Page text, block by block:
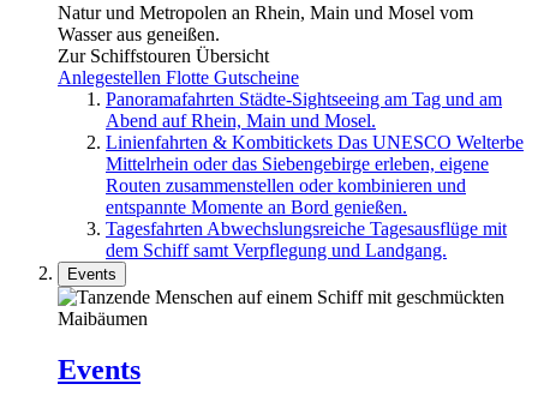
Natur und Metropolen an Rhein, Main und Mosel vom
Wasser aus geneißen.
Zur Schiffstouren Übersicht
Anlegestellen Flotte Gutscheine
Panoramafahrten Städte-Sightseeing am Tag und am
Abend auf Rhein, Main und Mosel.
Linienfahrten & Kombitickets Das UNESCO Welterbe
Mittelrhein oder das Siebengebirge erleben, eigene
Routen zusammenstellen oder kombinieren und
entspannte Momente an Bord genießen.
Tagesfahrten Abwechslungsreiche Tagesausflüge mit
dem Schiff samt Verpflegung und Landgang.
Events
Events